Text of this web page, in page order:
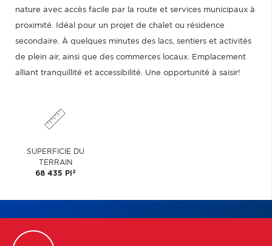
nature avec accès facile par la route et services municipaux à
proximité. Idéal pour un projet de chalet ou résidence
secondaire. À quelques minutes des lacs, sentiers et activités
de plein air, ainsi que des commerces locaux. Emplacement
alliant tranquillité et accessibilité. Une opportunité à saisir!
SUPERFICIE DU
TERRAIN
68 435 PI 2